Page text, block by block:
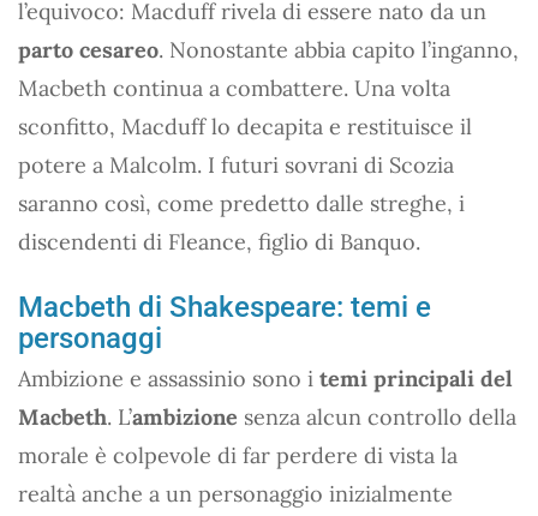
l’equivoco: Macduff rivela di essere nato da un
parto cesareo. Nonostante abbia capito l’inganno,
Macbeth continua a combattere. Una volta
sconfitto, Macduff lo decapita e restituisce il
potere a Malcolm. I futuri sovrani di Scozia
saranno così, come predetto dalle streghe, i
discendenti di Fleance, figlio di Banquo.
Macbeth di Shakespeare: temi e
personaggi
Ambizione e assassinio sono i temi principali del
Macbeth. L’ambizione senza alcun controllo della
morale è colpevole di far perdere di vista la
realtà anche a un personaggio inizialmente